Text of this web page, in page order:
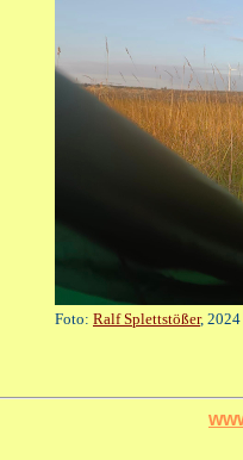
Foto: Ralf Splettstößer, 2024